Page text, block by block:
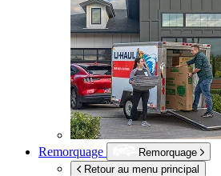
Remorquage
Remorquage
Retour au menu principal